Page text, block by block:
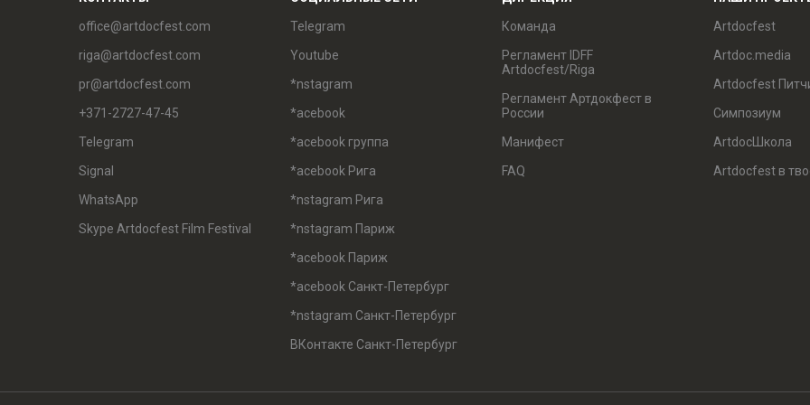
office@artdocfest.com
riga@artdocfest.com
pr@artdocfest.com
+371-2727-47-45
Telegram
Signal
WhatsApp
Skype Artdocfest Film Festival
Telegram
Youtube
*nstagram
*acebook
*acebook группа
*acebook Рига
*nstagram Рига
*nstagram Париж
*acebook Париж
*acebook Санкт-Петербург
*nstagram Санкт-Петербург
ВКонтакте Санкт-Петербург
Команда
Регламент IDFF
Artdocfest/Riga
Регламент Артдокфест в
России
Манифест
FAQ
Artdocfest
Artdoc.media
Artdocfest
Симпозиум
ArtdocШкола
Artdocfest в